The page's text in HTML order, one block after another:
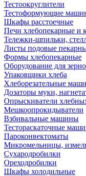
Тестоокруглители
Тестоформующие
Шкафы расстоечные
Печи хлебопекарные и
Тележки-шпильки,
Листы подовые
Формы хлебопекарные
Оборудование для
Упаковщики хлеба
Хлеборезательные
Дозаторы муки,
Опрыскиватели
Мешкоопрокидыватели
Взбивальные машины
Тестораскаточные
Пароконвектоматы
Микромельницы,
Сухародробилки
Ореходробилки
Шкафы холодильные